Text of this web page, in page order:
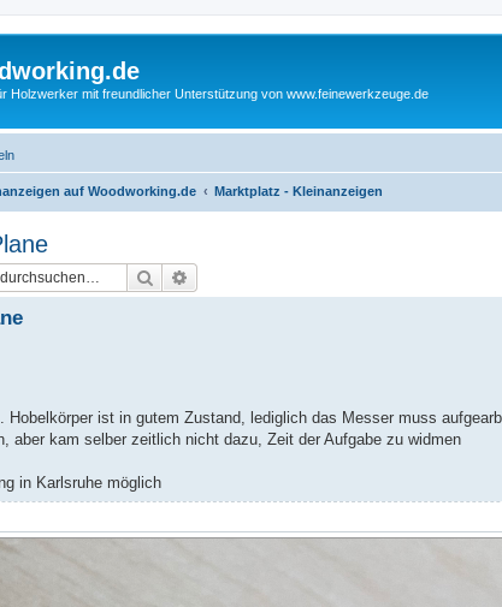
Holzwerker mit freundlicher Unterstützung von www.feinewerkzeuge.de
auf Woodworking.de Marktplatz - Kleinanzeigen
Suche
Hobelkörper ist in gutem Zustand, lediglich das Messer muss
aber kam selber zeitlich nicht dazu, Zeit der Aufgabe zu widmen
in Karlsruhe möglich